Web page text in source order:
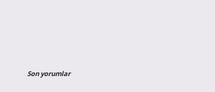
Son yorumlar